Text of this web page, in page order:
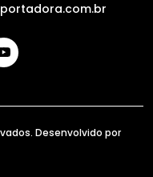
Desenvolvido por